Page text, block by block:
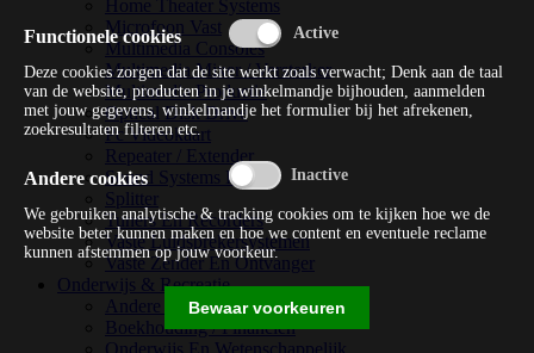
Home Theater Systems
Microfoon Vast
Multimedia Consoles
Multimedia Mixer / Versterker
Multimedia Productie
Optical Disk Drive
Pc Videokaart
Repeater / Extender
Sound Systems Hi-fi
Splitter
Tuners En Recorders
Vaste Luidsprekersystemen
Vaste Zender En Ontvanger
Onderwijs & Recreatie
Andere Beveiligingssoftware
Boekhouding / Financiën
Functionele cookies
Deze cookies zorgen dat de site werkt zoals verwacht; Denk aan de taal
van de website, producten in je winkelmandje bijhouden, aanmelden
met jouw gegevens, winkelmandje het formulier bij het afrekenen,
zoekresultaten filteren etc.
Andere cookies
We gebruiken analytische & tracking cookies om te kijken hoe we de
website beter kunnen maken en hoe we content en eventuele reclame
kunnen afstemmen op jouw voorkeur.
Bewaar voorkeuren